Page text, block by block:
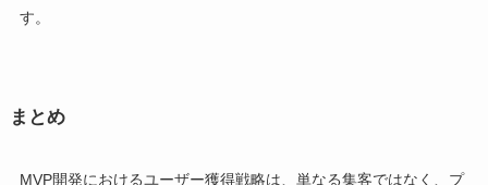
す。
まとめ
MVP開発におけるユーザー獲得戦略は、単なる集客ではなく、プ